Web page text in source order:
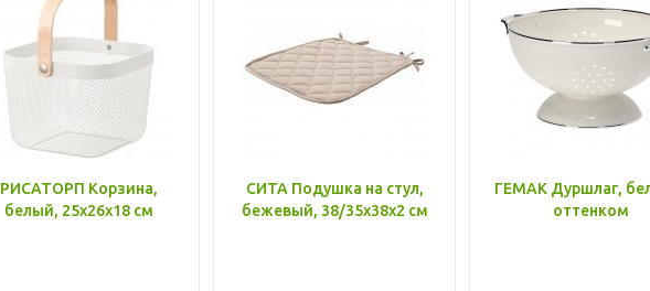
РИСАТОРП Корзина,
белый, 25x26x18 см
СИТА Подушка на стул,
бежевый, 38/35x38x2 см
ГЕМАК Дуршлаг,
оттенком